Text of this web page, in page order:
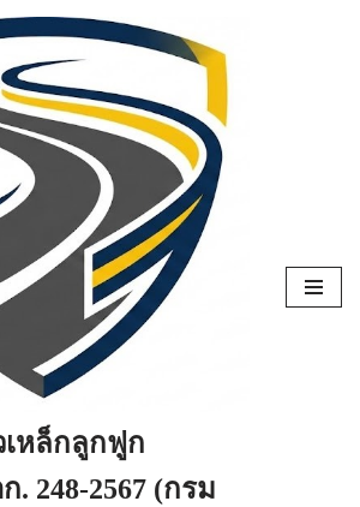
เหล็กลูกฟูก
. 248-2567 (กรม